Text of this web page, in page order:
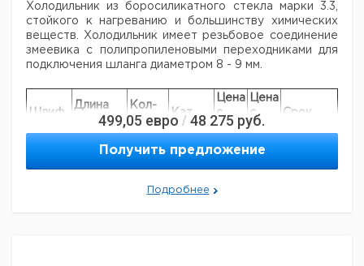
Холодильник из боросиликатного стекла марки 3.3,
стойкого к нагреванию и большинству химических
веществ. Холодильник имеет резьбовое соединение
змеевика с полипропиленовыми переходниками для
подключения шланга диаметром 8 - 9 мм.
Шлиф
Длина
рубашки
мм
Кол-
во в
упак.
Кат.
номер
Цена
с
НДС,
евро
Цена
с
НДС,
руб
Срок
45/40 300 1
499,05 евро / 48 275 руб.
Получить предложение
Подробнее